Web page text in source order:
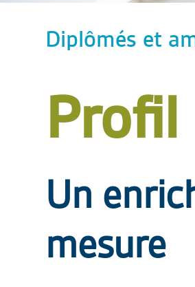
Diplômés et
Profil
Un
mesure